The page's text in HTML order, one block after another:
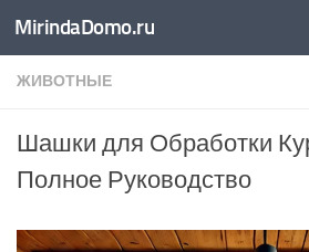
Перейти к содержимому
MirindaDomo.ru
ЖИВОТНЫЕ
Шашки для Обработки
Полное Руководство